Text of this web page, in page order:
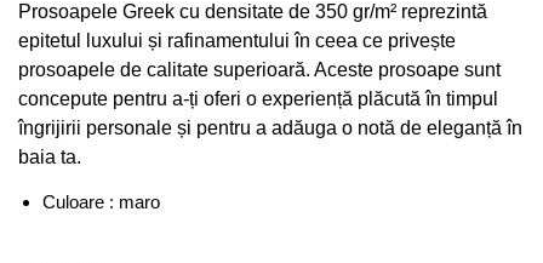
prețuri:
44,00 lei
până
la
104,00 lei
Prosoapele Greek cu densitate de 350 gr/m² reprezintă
epitetul luxului și rafinamentului în ceea ce privește
prosoapele de calitate superioară. Aceste prosoape sunt
concepute pentru a-ți oferi o experiență plăcută în timpul
îngrijirii personale și pentru a adăuga o notă de eleganță în
baia ta.
Culoare : maro